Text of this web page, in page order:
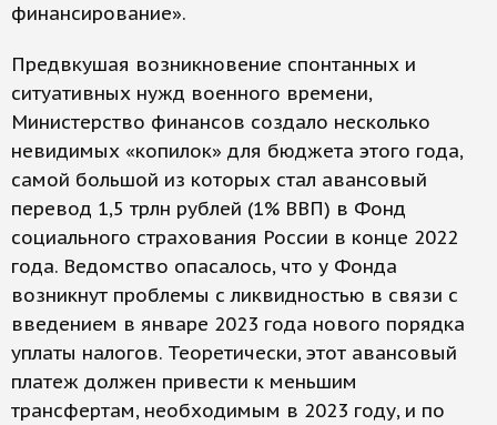
финансирование».
Предвкушая возникновение спонтанных и
ситуативных нужд военного времени,
Министерство финансов создало несколько
невидимых «копилок» для бюджета этого года,
самой большой из которых стал авансовый
перевод 1,5 трлн рублей (1% ВВП) в Фонд
социального страхования России в конце 2022
года. Ведомство опасалось, что у Фонда
возникнут проблемы с ликвидностью в связи с
введением в январе 2023 года нового порядка
уплаты налогов. Теоретически, этот авансовый
платеж должен привести к меньшим
трансфертам, необходимым в 2023 году, и по